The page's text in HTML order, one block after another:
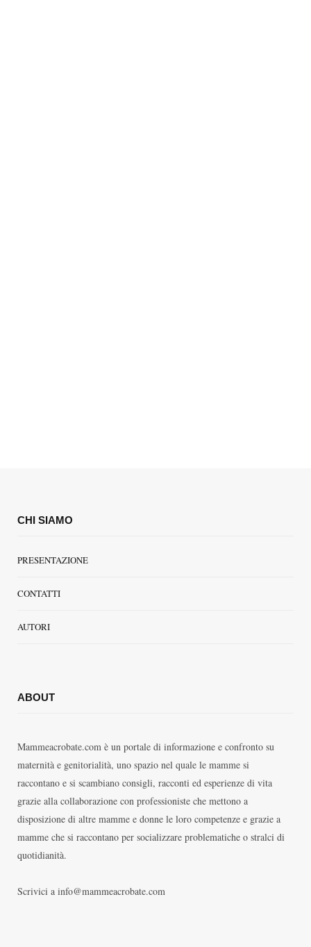
CHI SIAMO
PRESENTAZIONE
CONTATTI
AUTORI
ABOUT
Mammeacrobate.com è un portale di informazione e confronto su
maternità e genitorialità, uno spazio nel quale le mamme si
raccontano e si scambiano consigli, racconti ed esperienze di vita
grazie alla collaborazione con professioniste che mettono a
disposizione di altre mamme e donne le loro competenze e grazie a
mamme che si raccontano per socializzare problematiche o stralci di
quotidianità.
Scrivici a info@mammeacrobate.com